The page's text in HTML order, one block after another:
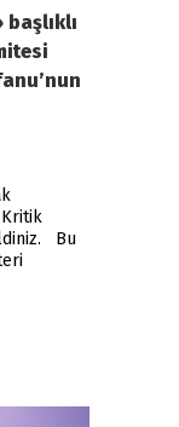
Kritik
Bu